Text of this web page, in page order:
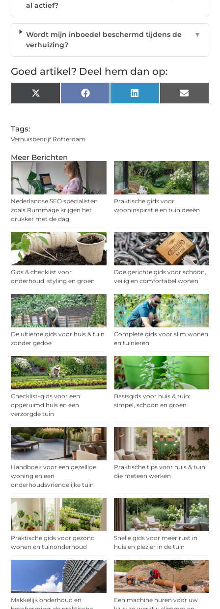
Meer Berichten
Nederlandse SEO specialisten
zoals Rummage krijgen het
drukker met de dag
Praktische gids voor
wooninspiratie en tuinideeën
Gids & checklist voor
onderhoud, styling en groen
Doelgerichte gids voor schoon,
veilig en comfortabel wonen
De ultieme gids voor huis & tuin
zonder gedoe
Complete gids voor slim wonen
en tuinieren
Checklist-gids voor een
opgeruimd huis en een
verzorgde tuin
Basisgids voor huis & tuin:
simpel, schoon en groen
Handboek voor een gezellige
woning en een
onderhoudsvriendelijke tuin
Praktische tips voor huis & tuin
die meteen werken
Praktische gids voor gezond
wonen en tuinonderhoud
Snelle gids voor meer rust in
huis en plezier in de tuin
Makkelijk onderhoud en
Een machine huren voor uw
al actief?
Wordt mijn inboedel beschermd tijdens de
verhuizing?
▼
Goed artikel? Deel hem dan op:
X
(Twitter)
Facebook LinkedIn Email
Tags:
Verhuisbedrijf Rotterdam